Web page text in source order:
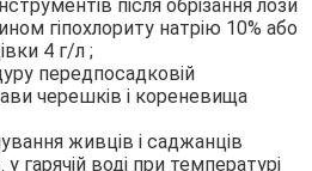
після обрізання лози
гіпохлориту натрію 10% або
4 г/л ;
передпосадковій
черешків і кореневища
живців і саджанців
гарячій воді при температурі